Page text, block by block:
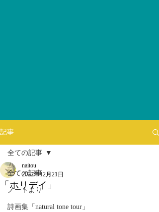
記事
全ての記事
ノートより
詩画集「natural tone tour」
全ての記事
「ホリデイ」
naitou
2022年12月21日